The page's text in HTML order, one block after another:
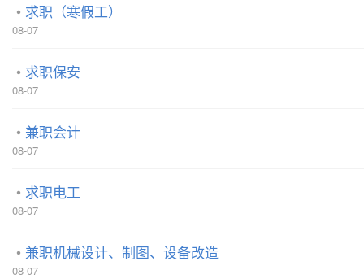
求职（寒假工）
08-07
求职保安
08-07
兼职会计
08-07
求职电工
08-07
兼职机械设计、制图、设备改造
08-07